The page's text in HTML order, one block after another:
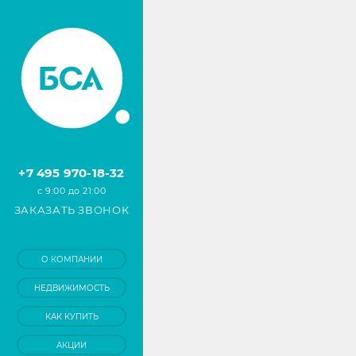
+7 495 970-18-32
с 9:00 до 21:00
ЗАКАЗАТЬ ЗВОНОК
О КОМПАНИИ
НЕДВИЖИМОСТЬ
КАК КУПИТЬ
АКЦИИ